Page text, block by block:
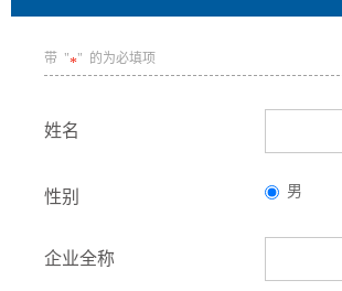
带 "*" 的为必填项
姓名
性别 男
企业全称